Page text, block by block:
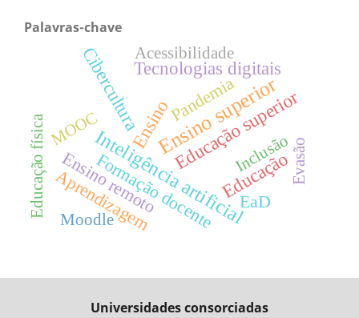
Palavras-chave
Ensino superior
Inteligência artificialEducação
Ensino
CiberculturaTecnologias digitais
Educação superior
Formação docente EaD
Pandemia
Ensino remoto
Aprendizagem
Inclusão
Acessibilidade
MOOC
Educação física Evasão
Moodle
Universidades consorciadas